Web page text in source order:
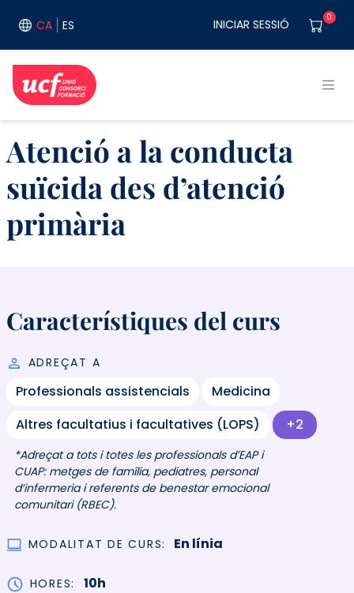
CA ES User
INICIAR SESSIÓ 0
Atenció a la conducta
suïcida des d’atenció
primària
Característiques del curs
ADREÇAT A
Professionals assistencials
Medicina
Altres facultatius i facultatives (LOPS)
+2
*Adreçat a tots i totes les professionals d’EAP i
CUAP: metges de família, pediatres, personal
d’infermeria i referents de benestar emocional
comunitari (RBEC).
MODALITAT DE CURS En línia
HORES 10h